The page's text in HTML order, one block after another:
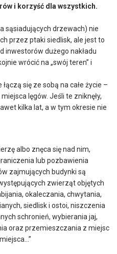
i korzyść dla wszystkich.
sąsiadujących drzewach) nie
przez ptaki siedlisk, ale jest to
inwestorów dużego nakładu
wrócić na „swój teren” i
się ze sobą na całe życie –
lęgów. Jeśli te zniknęły,
kilka lat, a w tym okresie nie
albo znęca się nad nim,
lub pozbawienia
zajmujących budynki są
zwierząt objętych
okaleczania, chwytania,
siedlisk i ostoi, niszczenia
schronień, wybierania jaj,
oraz przemieszczania z miejsc